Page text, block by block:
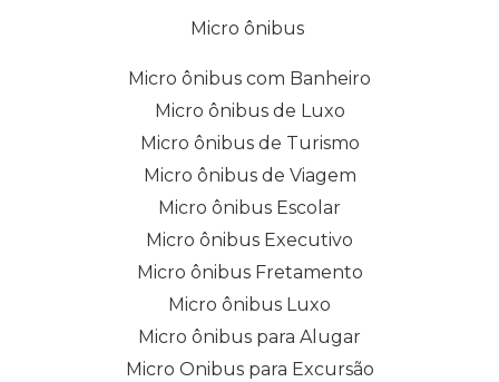
Micro ônibus
Micro ônibus com Banheiro
Micro ônibus de Luxo
Micro ônibus de Turismo
Micro ônibus de Viagem
Micro ônibus Escolar
Micro ônibus Executivo
Micro ônibus Fretamento
Micro ônibus Luxo
Micro ônibus para Alugar
Micro Onibus para Excursão